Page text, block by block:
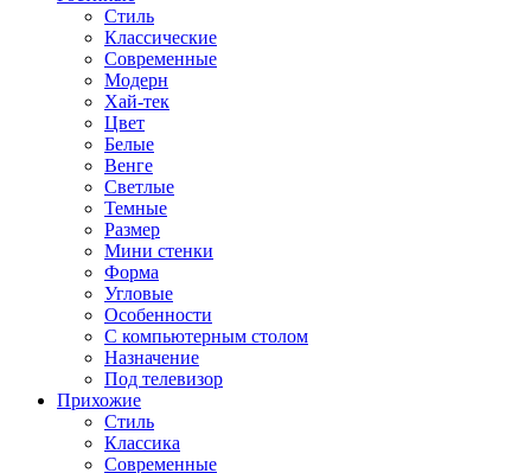
Стиль
Классические
Современные
Модерн
Хай-тек
Цвет
Белые
Венге
Светлые
Темные
Размер
Мини стенки
Форма
Угловые
Особенности
С компьютерным столом
Назначение
Под телевизор
Прихожие
Стиль
Классика
Современные